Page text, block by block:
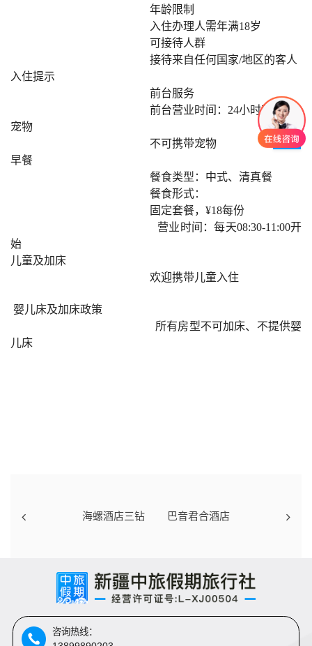
年龄限制
入住办理人需年满18岁
可接待人群
接待来自任何国家/地区的客人
入住提示
前台服务
前台营业时间：24小时营业
宠物
不可携带宠物
早餐
餐食类型：中式、清真餐
餐食形式：
固定套餐，¥18每份
营业时间：每天08:30-11:00开
始
儿童及加床
欢迎携带儿童入住
婴儿床及加床政策
所有房型不可加床、不提供婴
儿床
海螺酒店三钻 巴音君合酒店
咨询热线：